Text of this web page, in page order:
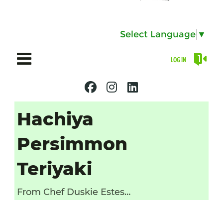
Select Language ▼
LOG IN
Hachiya
Persimmon
Teriyaki
From Chef Duskie Estes…